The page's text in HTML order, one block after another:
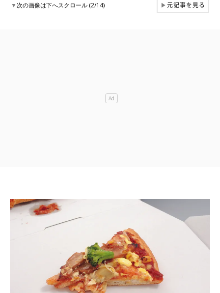
▼次の画像は下へスクロール (2/14) ▶元記事を見る